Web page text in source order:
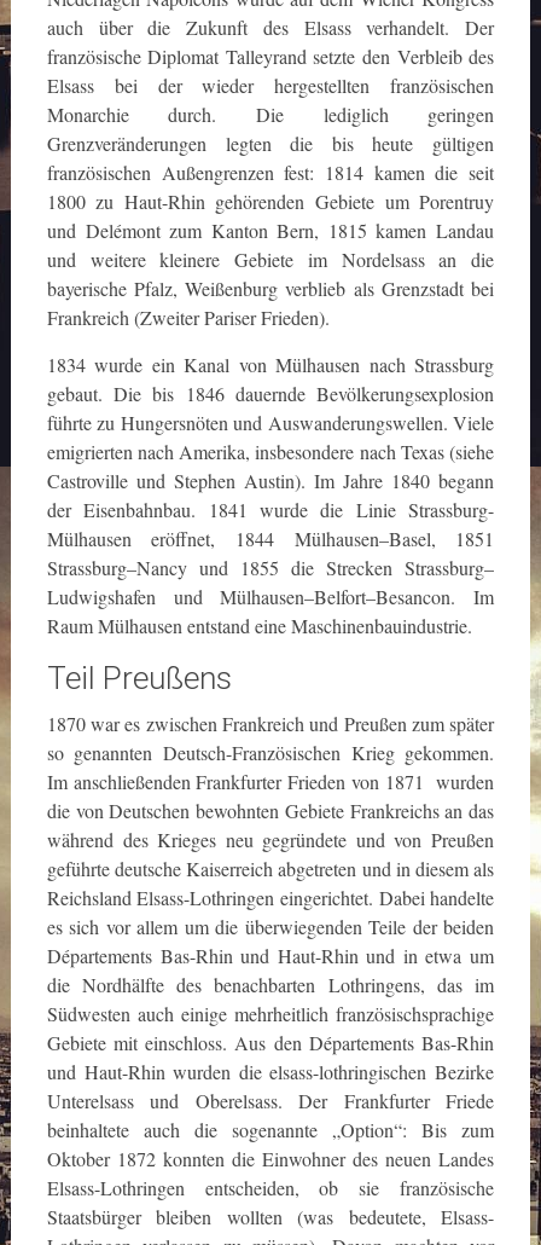
auch über die Zukunft des Elsass verhandelt. Der
französische Diplomat Talleyrand setzte den Verbleib des
Elsass bei der wieder hergestellten französischen
Monarchie durch. Die lediglich geringen
Grenzveränderungen legten die bis heute gültigen
französischen Außengrenzen fest: 1814 kamen die seit
1800 zu Haut-Rhin gehörenden Gebiete um Porentruy
und Delémont zum Kanton Bern, 1815 kamen Landau
und weitere kleinere Gebiete im Nordelsass an die
bayerische Pfalz, Weißenburg verblieb als Grenzstadt bei
Frankreich (Zweiter Pariser Frieden).
1834 wurde ein Kanal von Mülhausen nach Strassburg
gebaut. Die bis 1846 dauernde Bevölkerungsexplosion
führte zu Hungersnöten und Auswanderungswellen. Viele
emigrierten nach Amerika, insbesondere nach Texas (siehe
Castroville und Stephen Austin). Im Jahre 1840 begann
der Eisenbahnbau. 1841 wurde die Linie Strassburg-
Mülhausen eröffnet, 1844 Mülhausen–Basel, 1851
Strassburg–Nancy und 1855 die Strecken Strassburg–
Ludwigshafen und Mülhausen–Belfort–Besancon. Im
Raum Mülhausen entstand eine Maschinenbauindustrie.
Teil Preußens
1870 war es zwischen Frankreich und Preußen zum später
so genannten Deutsch-Französischen Krieg gekommen.
Im anschließenden Frankfurter Frieden von 1871 wurden
die von Deutschen bewohnten Gebiete Frankreichs an das
während des Krieges neu gegründete und von Preußen
geführte deutsche Kaiserreich abgetreten und in diesem als
Reichsland Elsass-Lothringen eingerichtet. Dabei handelte
es sich vor allem um die überwiegenden Teile der beiden
Départements Bas-Rhin und Haut-Rhin und in etwa um
die Nordhälfte des benachbarten Lothringens, das im
Südwesten auch einige mehrheitlich französischsprachige
Gebiete mit einschloss. Aus den Départements Bas-Rhin
und Haut-Rhin wurden die elsass-lothringischen Bezirke
Unterelsass und Oberelsass. Der Frankfurter Friede
beinhaltete auch die sogenannte „Option“: Bis zum
Oktober 1872 konnten die Einwohner des neuen Landes
Elsass-Lothringen entscheiden, ob sie französische
Staatsbürger bleiben wollten (was bedeutete, Elsass-